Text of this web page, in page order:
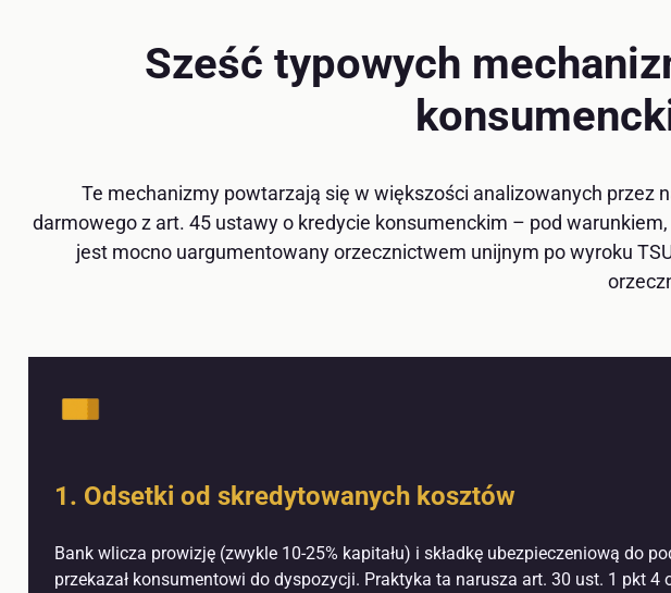
Sześć typowych
Te mechanizmy powtarzają się w większości analizowanych przez
darmowego z art. 45 ustawy o kredycie konsumenckim – pod
jest mocno uargumentowany orzecznictwem unijnym po wyroku
1. Odsetki od skredytowanych kosztów
Bank wlicza prowizję (zwykle 10-25% kapitału) i składkę ubezpieczeniową do
przekazał konsumentowi do dyspozycji. Praktyka ta narusza art. 30 ust. 1 pkt